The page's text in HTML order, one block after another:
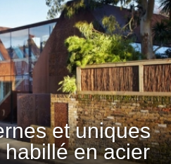
et uniques
en acier